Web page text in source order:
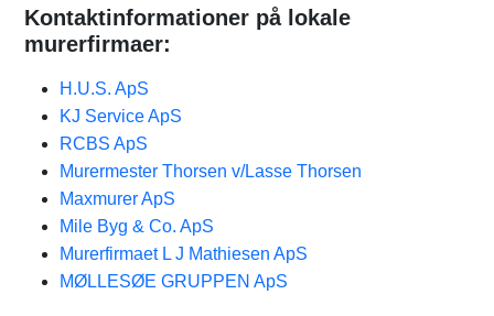
Kontaktinformationer på lokale
murerfirmaer:
H.U.S. ApS
KJ Service ApS
RCBS ApS
Murermester Thorsen v/Lasse Thorsen
Maxmurer ApS
Mile Byg & Co. ApS
Murerfirmaet L J Mathiesen ApS
MØLLESØE GRUPPEN ApS